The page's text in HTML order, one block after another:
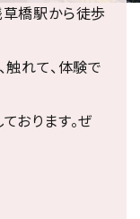
橋駅から徒歩
触れて、体験で
おります。ぜ